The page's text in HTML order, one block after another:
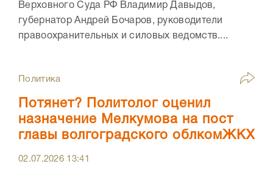
Верховного Суда РФ Владимир Давыдов,
губернатор Андрей Бочаров, руководители
правоохранительных и силовых ведомств....
Политика
Потянет? Политолог оценил
назначение Мелкумова на пост
главы волгоградского облкомЖКХ
02.07.2026 13:41